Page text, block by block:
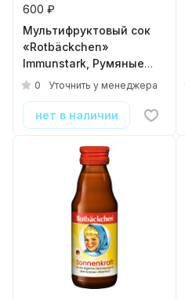
600 ₽
Мультифруктовый сок
«Rotbäckchen»
Immunstark, Румяные
щечки 0.7, стекло
0 Уточнить у менеджера
нет в наличии